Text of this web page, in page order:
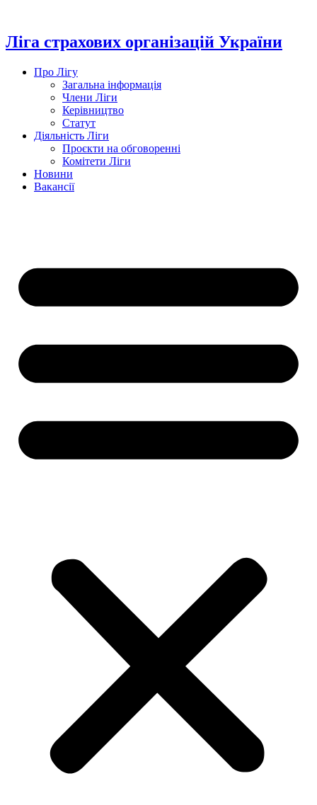
вмісту
Ліга страхових організацій України
Про Лігу
Загальна інформація
Члени Ліги
Керівництво
Статут
Діяльність Ліги
Проєкти на обговоренні
Комітети Ліги
Новини
Вакансії